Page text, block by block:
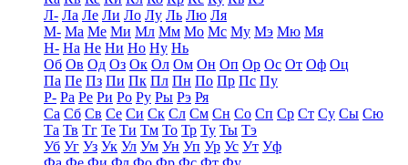
Л- Ла Ле Ли Ло Лу Ль Лю Ля
М- Ма Ме Ми Мл Мм Мо Мс Му Мэ Мю Мя
Н- На Не Ни Но Ну Нь
Об Ов Од Оз Ок Ол Ом Он Оп Ор Ос От Оф Оц
Па Пе Пз Пи Пк Пл Пн По Пр Пс Пу
Р- Ра Ре Ри Ро Ру Ры Рэ Ря
Са Сб Св Се Си Ск Сл См Сн Со Сп Ср Ст Су Сы Сю
Та Тв Тг Те Ти Тм То Тр Ту Ты Тэ
Уб Уг Уз Ук Ул Ум Ун Уп Ур Ус Ут Уф